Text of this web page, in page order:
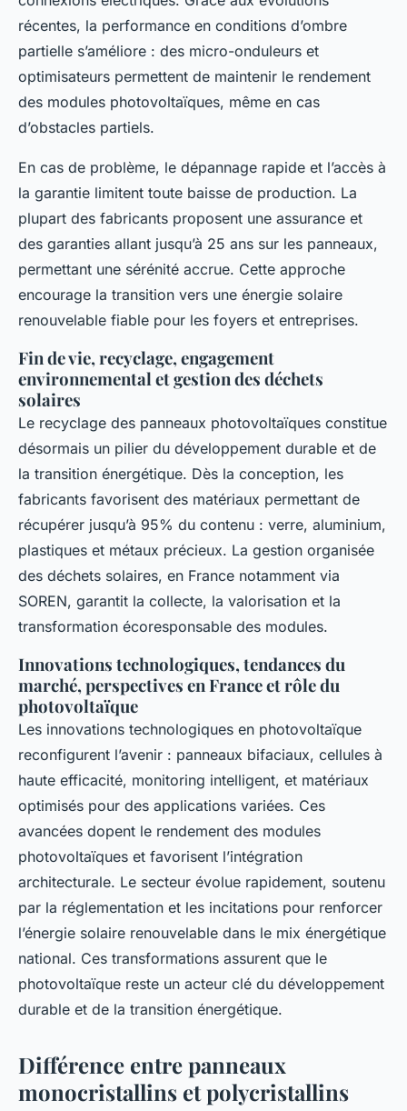
récentes, la performance en conditions d’ombre
partielle s’améliore : des micro-onduleurs et
optimisateurs permettent de maintenir le rendement
des modules photovoltaïques, même en cas
d’obstacles partiels.
En cas de problème, le dépannage rapide et l’accès à
la garantie limitent toute baisse de production. La
plupart des fabricants proposent une assurance et
des garanties allant jusqu’à 25 ans sur les panneaux,
permettant une sérénité accrue. Cette approche
encourage la transition vers une énergie solaire
renouvelable fiable pour les foyers et entreprises.
Fin de vie, recyclage, engagement
environnemental et gestion des déchets
solaires
Le recyclage des panneaux photovoltaïques constitue
désormais un pilier du développement durable et de
la transition énergétique. Dès la conception, les
fabricants favorisent des matériaux permettant de
récupérer jusqu’à 95% du contenu : verre, aluminium,
plastiques et métaux précieux. La gestion organisée
des déchets solaires, en France notamment via
SOREN, garantit la collecte, la valorisation et la
transformation écoresponsable des modules.
Innovations technologiques, tendances du
marché, perspectives en France et rôle du
photovoltaïque
Les innovations technologiques en photovoltaïque
reconfigurent l’avenir : panneaux bifaciaux, cellules à
haute efficacité, monitoring intelligent, et matériaux
optimisés pour des applications variées. Ces
avancées dopent le rendement des modules
photovoltaïques et favorisent l’intégration
architecturale. Le secteur évolue rapidement, soutenu
par la réglementation et les incitations pour renforcer
l’énergie solaire renouvelable dans le mix énergétique
national. Ces transformations assurent que le
photovoltaïque reste un acteur clé du développement
durable et de la transition énergétique.
Différence entre panneaux
monocristallins et polycristallins